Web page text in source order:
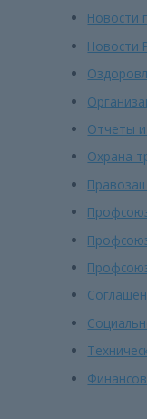
Новости
Новости
Отчеты
Охрана